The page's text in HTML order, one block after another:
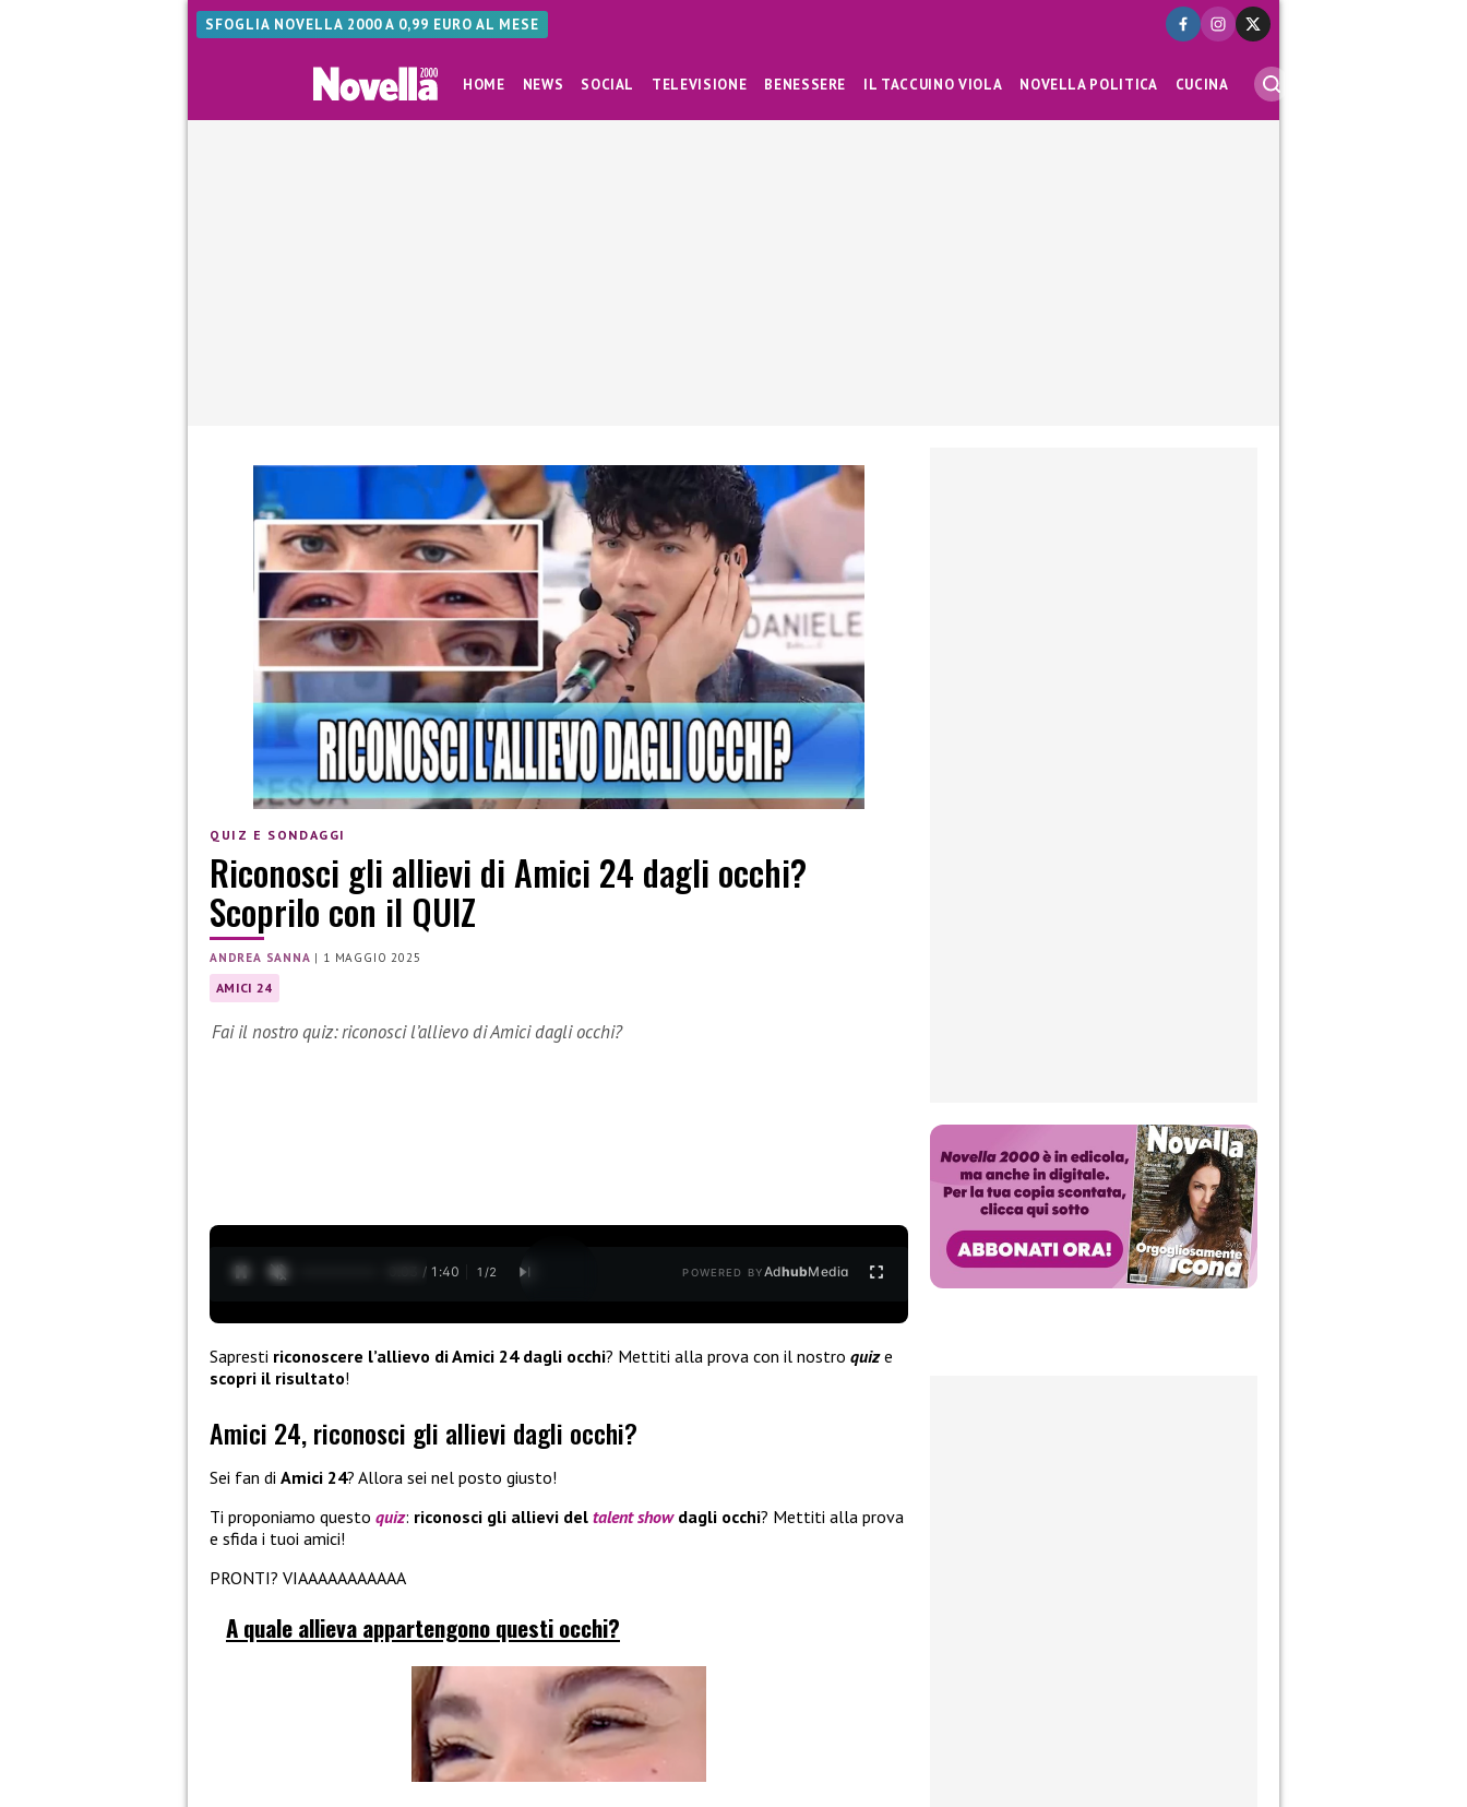
SFOGLIA NOVELLA 2000 A 0,99 EURO AL MESE
HOME NEWS SOCIAL TELEVISIONE BENESSERE IL TACCUINO VIOLA NOVELLA POLITICA CUCINA
QUIZ E SONDAGGI
Riconosci gli allievi di Amici 24 dagli occhi?
Scoprilo con il QUIZ
ANDREA SANNA | 1 MAGGIO 2025
AMICI 24
Fai il nostro quiz: riconosci l’allievo di Amici dagli occhi?
0:04 / 1:40 1 /2 POWERED BYAdhubMedia
Sapresti riconoscere l’allievo di Amici 24 dagli occhi? Mettiti alla prova con il nostro quize
scopri il risultato!
Amici 24, riconosci gli allievi dagli occhi?
Sei fan di Amici 24? Allora sei nel posto giusto!
Ti proponiamo questo quiz: riconosci gli allievi del talent showdagli occhi? Mettiti alla prova
e sfida i tuoi amici!
PRONTI? VIAAAAAAAAAAA
A quale allieva appartengono questi occhi?